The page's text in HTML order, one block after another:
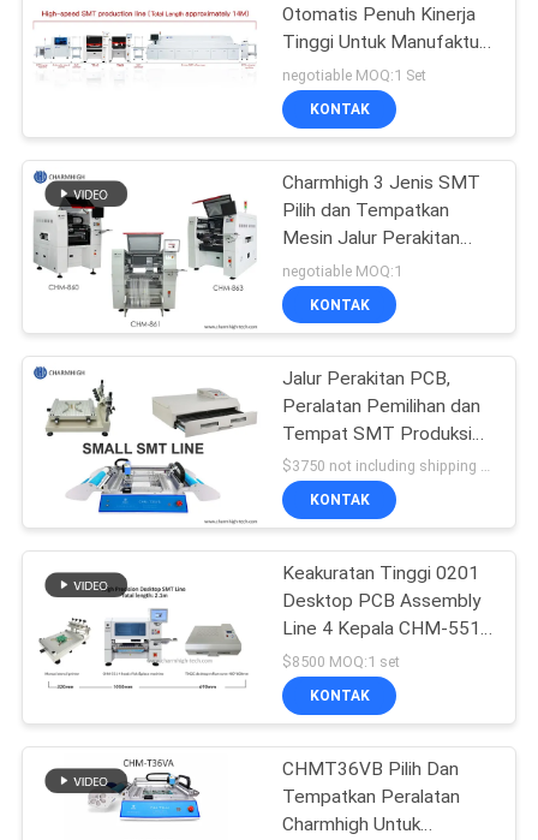
TUR
PABRIK
KONTROL
KUALITAS
HUBUNGI
BERITA
SHOPPING
LINE
PETA
SITUS
KEBIJAKAN
PRIVASI
Otomatis Penuh Kinerja
Tinggi Untuk Manufaktur
Elektronik
negotiable MOQ:1 Set
KONTAK
Charmhigh 3 Jenis SMT
Pilih dan Tempatkan
Mesin Jalur Perakitan
PCB BGA 0201
negotiable MOQ:1
KONTAK
Jalur Perakitan PCB,
Peralatan Pemilihan dan
Tempat SMT Produksi
Batch, Teknologi
Pemasangan Permukaan
$3750 not including shipping MOQ:1 set
KONTAK
Keakuratan Tinggi 0201
Desktop PCB Assembly
Line 4 Kepala CHM-551
SMD Pick and Place
Machine Reflow Oven
T962C
$8500 MOQ:1 set
KONTAK
CHMT36VB Pilih Dan
Tempatkan Peralatan
Charmhigh Untuk